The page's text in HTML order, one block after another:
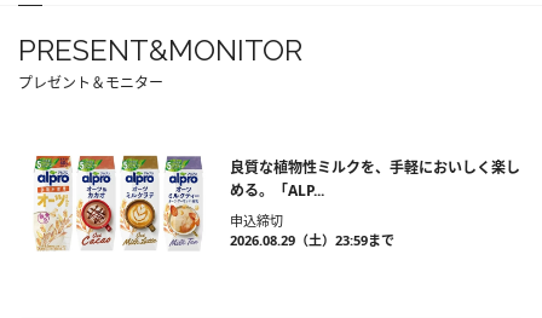
PRESENT&MONITOR
プレゼント＆モニター
良質な植物性ミルクを、手軽においしく楽し
める。「ALP...
申込締切
2026.08.29（土）23:59まで